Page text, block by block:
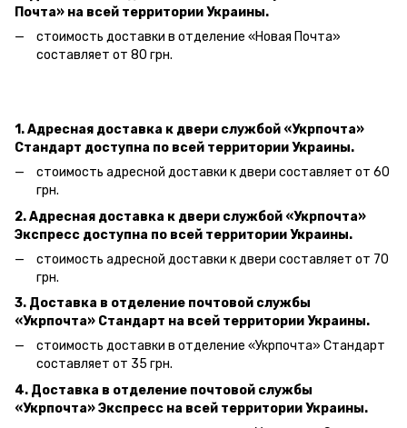
Почта» на всей территории Украины.
стоимость доставки в отделение «Новая Почта»
составляет от 80 грн.
1. Адресная доставка к двери службой «Укрпочта»
Стандарт доступна по всей территории Украины.
стоимость адресной доставки к двери составляет от 60
грн.
2. Адресная доставка к двери службой «Укрпочта»
Экспресс доступна по всей территории Украины.
стоимость адресной доставки к двери составляет от 70
грн.
3. Доставка в отделение почтовой службы
«Укрпочта» Стандарт на всей территории Украины.
стоимость доставки в отделение «Укрпочта» Стандарт
составляет от 35 грн.
4. Доставка в отделение почтовой службы
«Укрпочта» Экспресс на всей территории Украины.